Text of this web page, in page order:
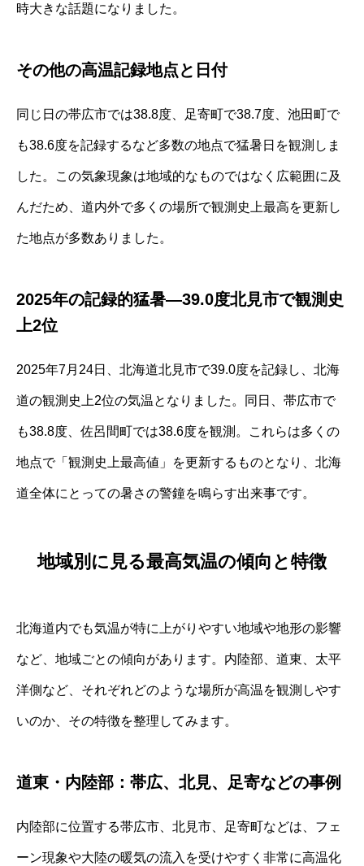
時大きな話題になりました。
その他の高温記録地点と日付
同じ日の帯広市では38.8度、足寄町で38.7度、池田町で
も38.6度を記録するなど多数の地点で猛暑日を観測しま
した。この気象現象は地域的なものではなく広範囲に及
んだため、道内外で多くの場所で観測史上最高を更新し
た地点が多数ありました。
2025年の記録的猛暑—39.0度北見市で観測史
上2位
2025年7月24日、北海道北見市で39.0度を記録し、北海
道の観測史上2位の気温となりました。同日、帯広市で
も38.8度、佐呂間町では38.6度を観測。これらは多くの
地点で「観測史上最高値」を更新するものとなり、北海
道全体にとっての暑さの警鐘を鳴らす出来事です。
地域別に見る最高気温の傾向と特徴
北海道内でも気温が特に上がりやすい地域や地形の影響
など、地域ごとの傾向があります。内陸部、道東、太平
洋側など、それぞれどのような場所が高温を観測しやす
いのか、その特徴を整理してみます。
道東・内陸部：帯広、北見、足寄などの事例
内陸部に位置する帯広市、北見市、足寄町などは、フェ
ーン現象や大陸の暖気の流入を受けやすく非常に高温化